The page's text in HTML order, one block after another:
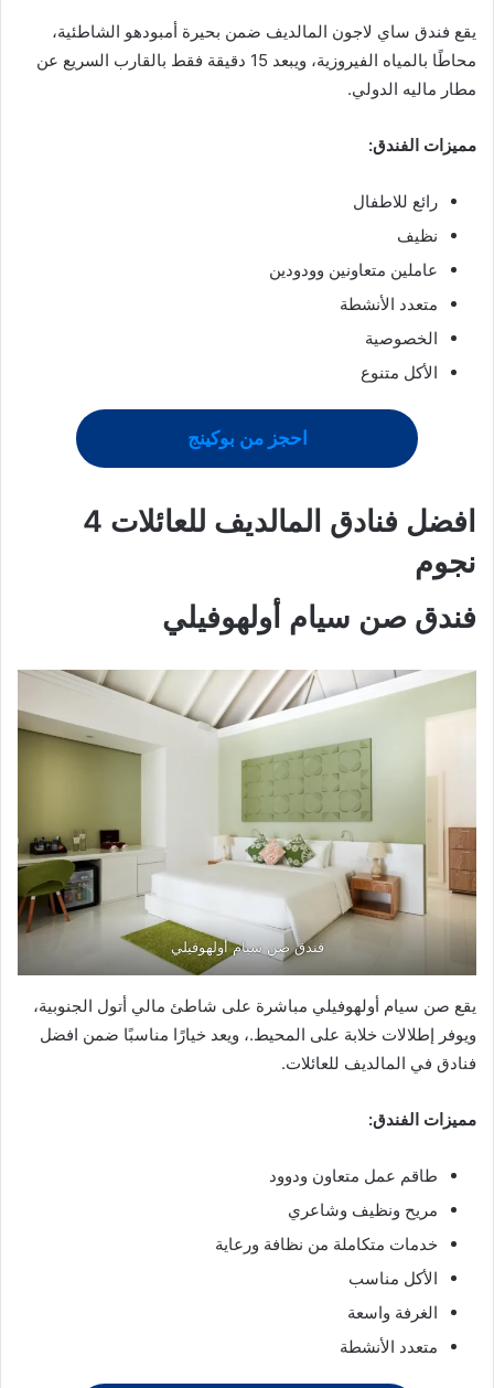
يقع فندق ساي لاجون المالديف ضمن بحيرة أمبودهو الشاطئية،
محاطًا بالمياه الفيروزية، ويبعد 15 دقيقة فقط بالقارب السريع عن
مطار ماليه الدولي.
مميزات الفندق:
رائع للاطفال
نظيف
عاملين متعاونين وودودين
متعدد الأنشطة
الخصوصية
الأكل متنوع
احجز من بوكينج
افضل فنادق المالديف للعائلات 4
نجوم
فندق صن سيام أولهوفيلي
فندق صن سيام أولهوفيلي
يقع صن سيام أولهوفيلي مباشرة على شاطئ مالي أتول الجنوبية،
ويوفر إطلالات خلابة على المحيط.، ويعد خيارًا مناسبًا ضمن افضل
فنادق في المالديف للعائلات.
مميزات الفندق:
طاقم عمل متعاون ودوود
مريح ونظيف وشاعري
خدمات متكاملة من نظافة ورعاية
الأكل مناسب
الغرفة واسعة
متعدد الأنشطة